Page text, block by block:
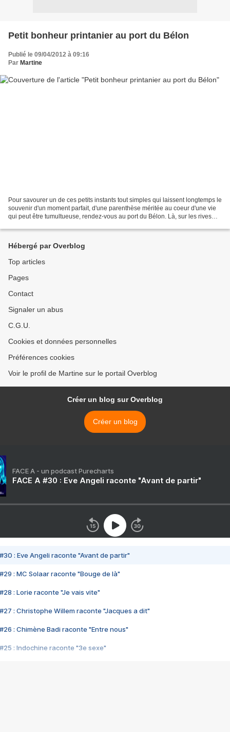
Petit bonheur printanier au port du Bélon
Publié le 09/04/2012 à 09:16
Par Martine
Pour savourer un de ces petits instants tout simples qui laissent longtemps le
souvenir d'un moment parfait, d'une parenthèse méritée au coeur d'une vie
qui peut être tumultueuse, rendez-vous au port du Bélon. Là, sur les rives
Hébergé par Overblog
Top articles
Pages
Contact
Signaler un abus
C.G.U.
Cookies et données personnelles
Préférences cookies
Voir le profil de Martine sur le portail Overblog
Créer un blog sur Overblog
Créer un blog
FACE A - un podcast Purecharts
FACE A #30 : Eve Angeli raconte "Avant de partir"
#30 : Eve Angeli raconte "Avant de partir"
#29 : MC Solaar raconte "Bouge de là"
#28 : Lorie raconte "Je vais vite"
#27 : Christophe Willem raconte "Jacques a dit"
#26 : Chimène Badi raconte "Entre nous"
#25 : Indochine raconte "3e sexe"